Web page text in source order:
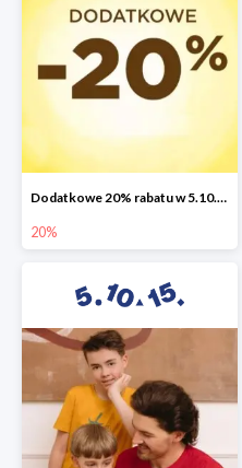
Dodatkowe 20% rabatu w 5.10.15
20%